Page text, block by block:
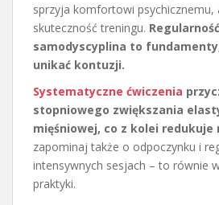
sprzyja komfortowi psychicznemu,
skuteczność treningu.
samodyscyplina to
unikać kontuzji.
Systematyczne ćwiczenia
stopniowego zwiększania
mięśniowej, co z kolei redukuje
zapominaj także o odpoczynku i
intensywnych sesjach – to równie
praktyki.